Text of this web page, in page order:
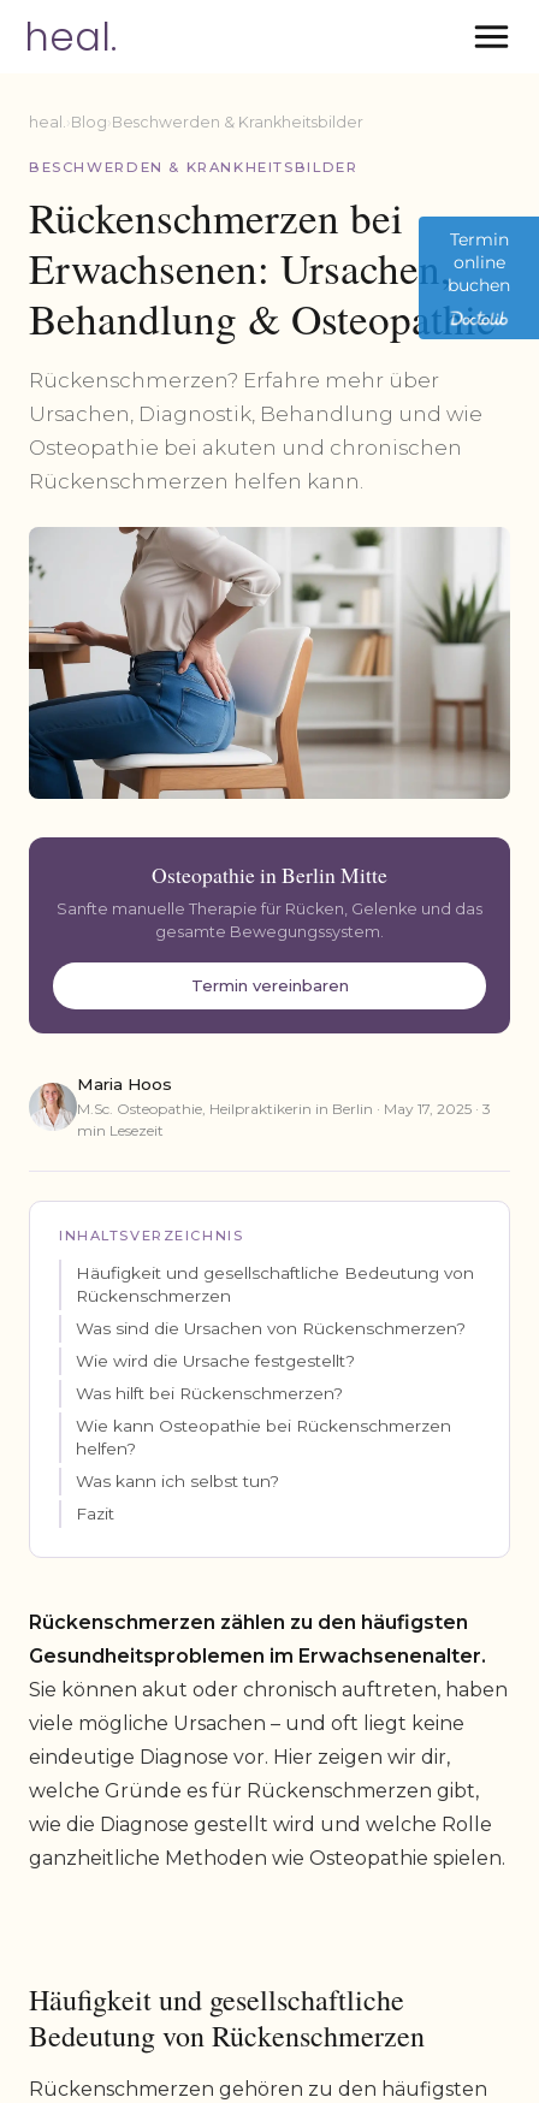
heal.
heal. ›Blog ›Beschwerden & Krankheitsbilder
BESCHWERDEN & KRANKHEITSBILDER
Rückenschmerzen bei
Erwachsenen: Ursachen,
Behandlung & Osteopathie
Rückenschmerzen? Erfahre mehr über
Ursachen, Diagnostik, Behandlung und wie
Osteopathie bei akuten und chronischen
Rückenschmerzen helfen kann.
Maria Hoos
M.Sc. Osteopathie, Heilpraktikerin in Berlin · May 17, 2025 · 3
min Lesezeit
INHALTSVERZEICHNIS
Häufigkeit und gesellschaftliche Bedeutung von
Rückenschmerzen
Was sind die Ursachen von Rückenschmerzen?
Wie wird die Ursache festgestellt?
Was hilft bei Rückenschmerzen?
Wie kann Osteopathie bei Rückenschmerzen
helfen?
Was kann ich selbst tun?
Fazit
Rückenschmerzen zählen zu den häufigsten
Gesundheitsproblemen im Erwachsenenalter.
Sie können akut oder chronisch auftreten, haben
viele mögliche Ursachen – und oft liegt keine
eindeutige Diagnose vor. Hier zeigen wir dir,
welche Gründe es für Rückenschmerzen gibt,
wie die Diagnose gestellt wird und welche Rolle
ganzheitliche Methoden wie Osteopathie spielen.
Häufigkeit und gesellschaftliche
Bedeutung von Rückenschmerzen
Rückenschmerzen gehören zu den häufigsten
Osteopathie in Berlin Mitte
Sanfte manuelle Therapie für Rücken, Gelenke und das
gesamte Bewegungssystem.
Termin vereinbaren
Termin
online
buchen